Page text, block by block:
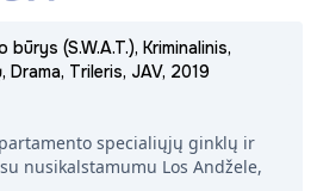
(S.W.A.T.), Kriminalinis,
Drama, Trileris, JAV, 2019
specialiųjų ginklų ir
nusikalstamumu Los Andžele,